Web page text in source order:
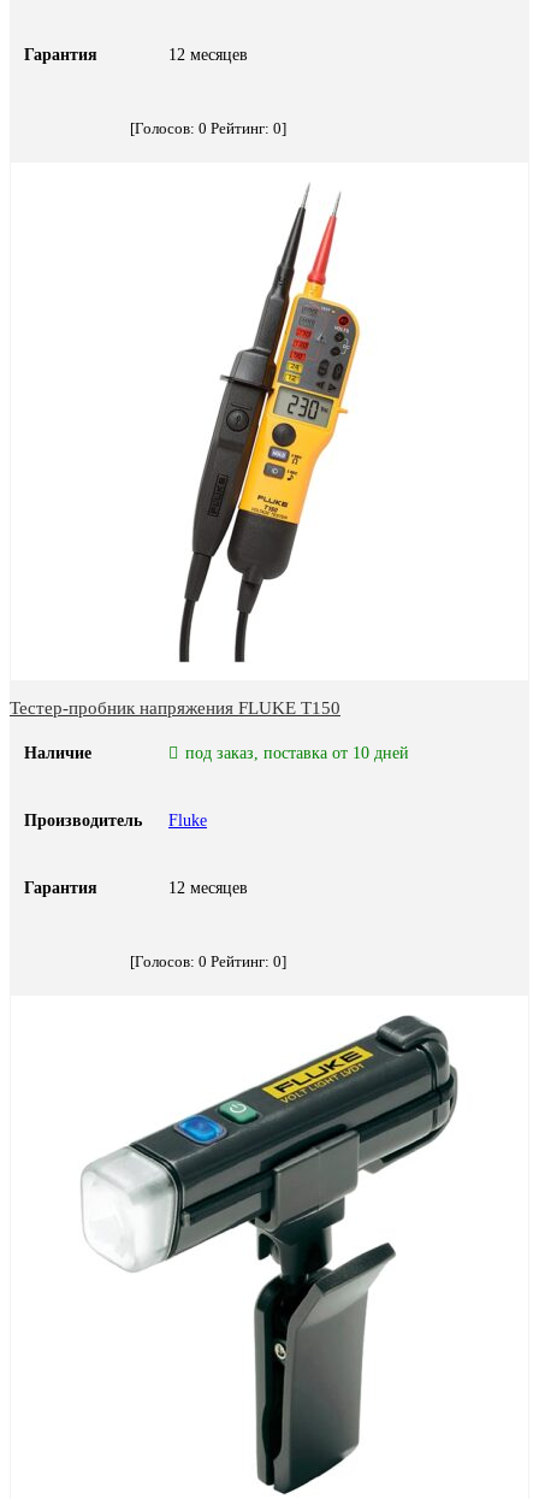
Гарантия 12 месяцев
[Голосов: 0 Рейтинг: 0]
Тестер-пробник напряжения FLUKE T150
Наличие под заказ, поставка от 10 дней
Производитель Fluke
Гарантия 12 месяцев
[Голосов: 0 Рейтинг: 0]